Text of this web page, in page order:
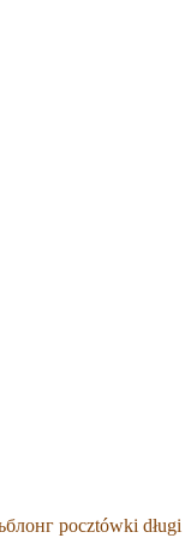
pocztówki